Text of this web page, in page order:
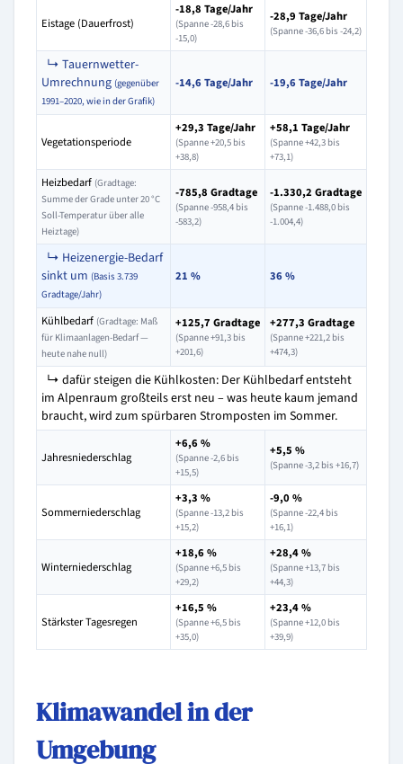
Eistage (Dauerfrost)
-18,8 Tage/Jahr
(Spanne -28,6 bis
-15,0)
-28,9 Tage/Jahr
(Spanne -36,6 bis -24,2)
↳ Tauernwetter-
Umrechnung (gegenüber
1991–2020, wie in der Grafik)
-14,6 Tage/Jahr -19,6 Tage/Jahr
Vegetationsperiode
+29,3 Tage/Jahr
(Spanne +20,5 bis
+38,8)
+58,1 Tage/Jahr
(Spanne +42,3 bis
+73,1)
Heizbedarf (Gradtage:
Summe der Grade unter 20 °C
Soll-Temperatur über alle
Heiztage)
-785,8 Gradtage
(Spanne -958,4 bis
-583,2)
-1.330,2 Gradtage
(Spanne -1.488,0 bis
-1.004,4)
↳ Heizenergie-Bedarf
sinkt um (Basis 3.739
Gradtage/Jahr)
21 % 36 %
Kühlbedarf (Gradtage: Maß
für Klimaanlagen-Bedarf —
heute nahe null)
+125,7 Gradtage
(Spanne +91,3 bis
+201,6)
+277,3 Gradtage
(Spanne +221,2 bis
+474,3)
↳ dafür steigen die Kühlkosten: Der Kühlbedarf entsteht
im Alpenraum großteils erst neu – was heute kaum jemand
braucht, wird zum spürbaren Stromposten im Sommer.
Jahresniederschlag
+6,6 %
(Spanne -2,6 bis
+15,5)
+5,5 %
(Spanne -3,2 bis +16,7)
Sommerniederschlag
+3,3 %
(Spanne -13,2 bis
+15,2)
-9,0 %
(Spanne -22,4 bis
+16,1)
Winterniederschlag
+18,6 %
(Spanne +6,5 bis
+29,2)
+28,4 %
(Spanne +13,7 bis
+44,3)
Stärkster Tagesregen
+16,5 %
(Spanne +6,5 bis
+35,0)
+23,4 %
(Spanne +12,0 bis
+39,9)
Klimawandel in der
Umgebung